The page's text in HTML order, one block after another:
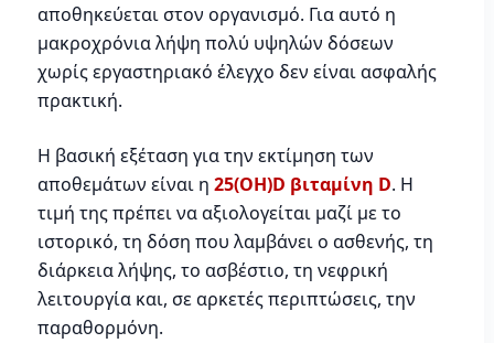
αποθηκεύεται στον οργανισμό. Για αυτό η
μακροχρόνια λήψη πολύ υψηλών δόσεων
χωρίς εργαστηριακό έλεγχο δεν είναι ασφαλής
πρακτική.
Η βασική εξέταση για την εκτίμηση των
αποθεμάτων είναι η 25(OH)D βιταμίνη D. Η
τιμή της πρέπει να αξιολογείται μαζί με το
ιστορικό, τη δόση που λαμβάνει ο ασθενής, τη
διάρκεια λήψης, το ασβέστιο, τη νεφρική
λειτουργία και, σε αρκετές περιπτώσεις, την
παραθορμόνη.